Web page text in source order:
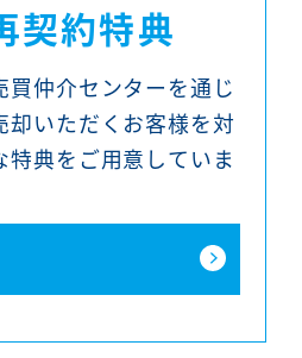
契約特典
買仲介センターを通じ
却いただくお客様を対
特典をご用意していま